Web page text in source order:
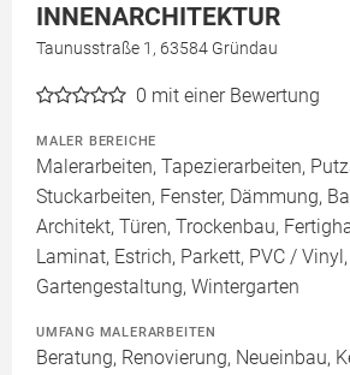
INNENARCHITEKTUR
Taunusstraße 1, 63584 Gründau
0 mit einer Bewertung
MALER BEREICHE
Malerarbeiten, Tapezierarbeiten,
Stuckarbeiten, Fenster, Dämmung,
Architekt, Türen, Trockenbau,
Laminat, Estrich, Parkett, PVC /
Gartengestaltung, Wintergarten
UMFANG MALERARBEITEN
Beratung, Renovierung, Neueinbau,